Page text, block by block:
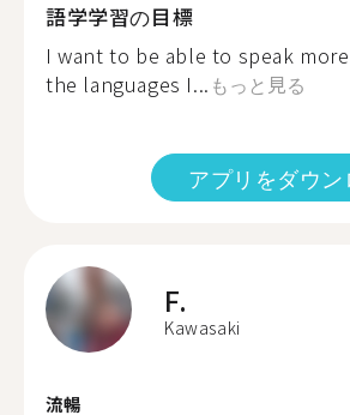
語学学習の目標
I want to be able to speak
the languages ​​I... もっと見る
アプリをダウ
F.
Kawasaki
流暢